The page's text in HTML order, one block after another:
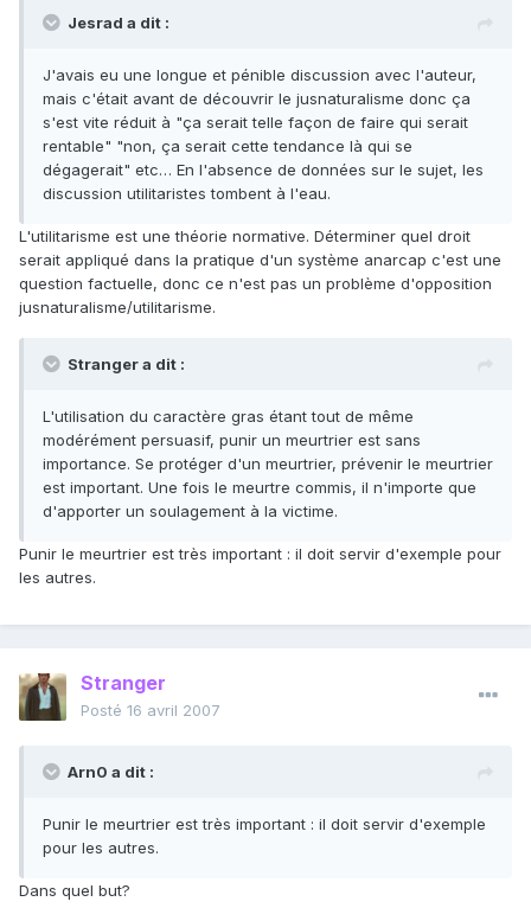
Jesrad a dit :
J'avais eu une longue et pénible discussion avec l'auteur,
mais c'était avant de découvrir le jusnaturalisme donc ça
s'est vite réduit à "ça serait telle façon de faire qui serait
rentable" "non, ça serait cette tendance là qui se
dégagerait" etc… En l'absence de données sur le sujet, les
discussion utilitaristes tombent à l'eau.
L'utilitarisme est une théorie normative. Déterminer quel droit
serait appliqué dans la pratique d'un système anarcap c'est une
question factuelle, donc ce n'est pas un problème d'opposition
jusnaturalisme/utilitarisme.
Stranger a dit :
L'utilisation du caractère gras étant tout de même
modérément persuasif, punir un meurtrier est sans
importance. Se protéger d'un meurtrier, prévenir le meurtrier
est important. Une fois le meurtre commis, il n'importe que
d'apporter un soulagement à la victime.
Punir le meurtrier est très important : il doit servir d'exemple pour
les autres.
Stranger
Posté 16 avril 2007
Arn0 a dit :
Punir le meurtrier est très important : il doit servir d'exemple
pour les autres.
Dans quel but?